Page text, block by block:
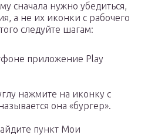
сначала нужно убедиться,
а не их иконки с рабочего
следуйте шагам:
приложение Play
нажмите на иконку с
она «бургер».
пункт Мои